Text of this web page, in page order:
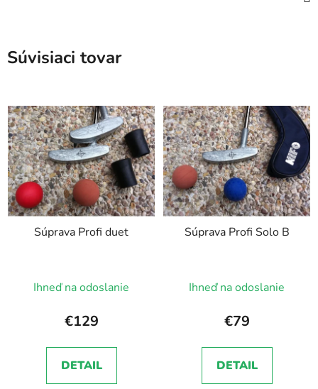
Súvisiaci tovar
Súprava Profi duet
Ihneď na odoslanie
€129
DETAIL
Súprava Profi Solo B
Ihneď na odoslanie
€79
DETAIL